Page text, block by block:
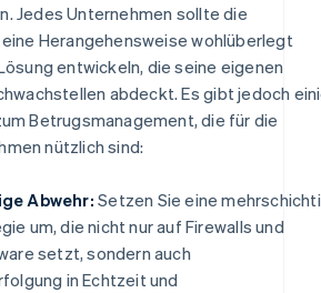
Jedes Unternehmen sollte die
Herangehensweise wohlüberlegt
entwickeln, die seine eigenen
abdeckt. Es gibt jedoch
Betrugsmanagement, die für die
nützlich sind:
Abwehr: Setzen Sie eine
um, die nicht nur auf Firewalls und
setzt, sondern auch
in Echtzeit und